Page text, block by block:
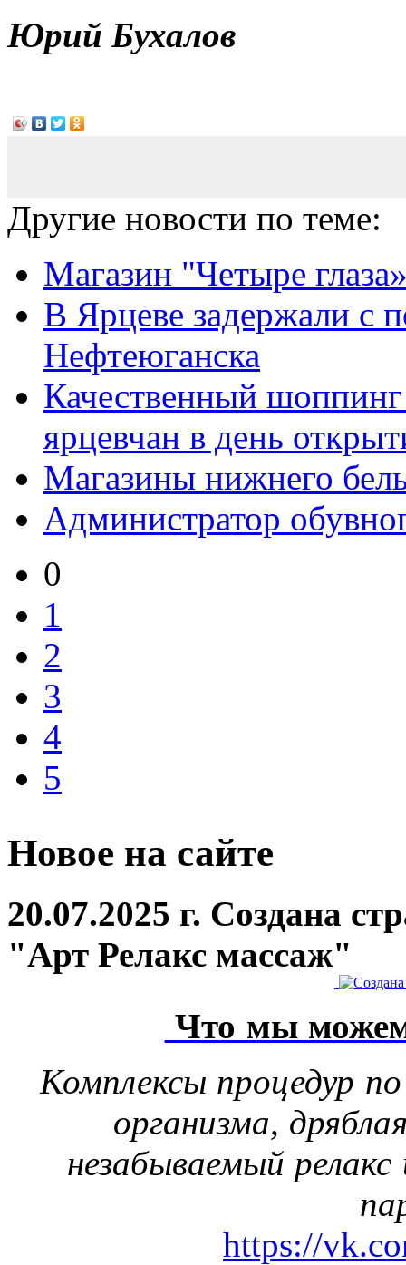
Юрий Бухалов
Другие новости по теме:
Магазин "Четыре
В Ярцеве задержали с
Нефтеюганска
Качественный
ярцевчан в день
Магазины нижнего
Администратор
0
1
2
3
4
5
Новое на сайте
20.07.2025 г. Создана
"Арт Релакс массаж"
Что мы
Комплексы процедур
организма,
незабываемый
https://